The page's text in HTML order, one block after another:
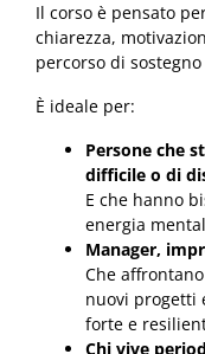
Il corso è pensato
chiarezza,
percorso di
È ideale per:
Persone che
difficile o di
E che hanno
energia
Manager,
Che
nuovi progetti
forte e
Chi vive